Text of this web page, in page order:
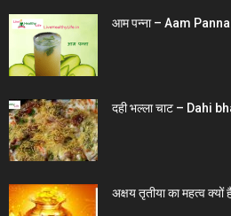
आम पन्ना – Aam Panna
दही भल्ला चाट – Dahi
अक्षय तृतीया का महत्व